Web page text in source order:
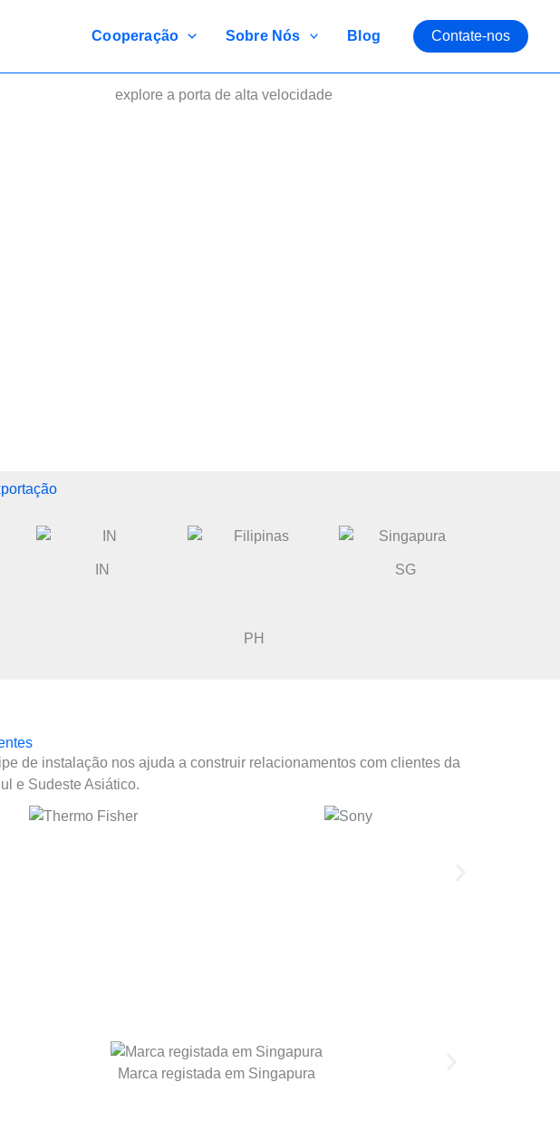
Cooperação Sobre Nós Blog Contate-nos
IN
PH
SG
de instalação nos ajuda a construir relacionamentos com clientes da
e Sudeste Asiático.
Marca registada em Singapura